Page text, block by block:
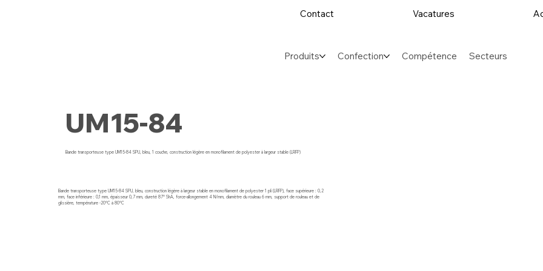
Contact Vacatures
Produits Confection Compétence Secteurs
UM15-84
Bande transporteuse type UM15-84 SPU, bleu, 1 couche, construction légère en monofilament de polyester à largeur stable (LRFP)
Bande transporteuse type UM15-84 SPU, bleu, construction légère à largeur stable en monofilament de polyester 1 pli (LRFP), face supérieure : 0,2
mm, face inférieure : 0,1 mm, épaisseur 0,7 mm, dureté 87° ShA, force-allongement 4 N/mm, diamètre du rouleau 6 mm, support de rouleau et de
glissière, température -20°C à 80°C